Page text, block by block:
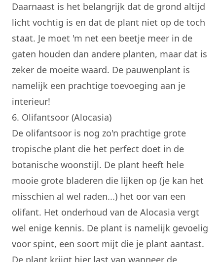
Daarnaast is het belangrijk dat de grond altijd
licht vochtig is en dat de plant niet op de toch
staat. Je moet 'm net een beetje meer in de
gaten houden dan andere planten, maar dat is
zeker de moeite waard. De pauwenplant is
namelijk een prachtige toevoeging aan je
interieur!
6. Olifantsoor (Alocasia)
De olifantsoor is nog zo'n prachtige grote
tropische plant die het perfect doet in de
botanische woonstijl. De plant heeft hele
mooie grote bladeren die lijken op (je kan het
misschien al wel raden...) het oor van een
olifant. Het onderhoud van de Alocasia vergt
wel enige kennis. De plant is namelijk gevoelig
voor spint, een soort mijt die je plant aantast.
De plant krijgt hier last van wanneer de